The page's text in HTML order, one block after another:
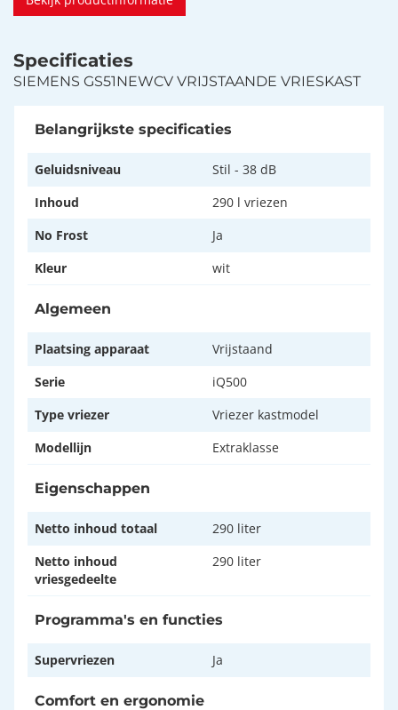
Specificaties
SIEMENS GS51NEWCV VRIJSTAANDE VRIESKAST
Belangrijkste specificaties
Geluidsniveau
Stil - 38 dB
Inhoud
290 l vriezen
No Frost
Ja
Kleur
wit
Algemeen
Plaatsing apparaat
Vrijstaand
Serie
iQ500
Type vriezer
Vriezer kastmodel
Modellijn
Extraklasse
Eigenschappen
Netto inhoud totaal
290 liter
Netto inhoud
vriesgedeelte
290 liter
Programma's en functies
Supervriezen Ja
Comfort en ergonomie